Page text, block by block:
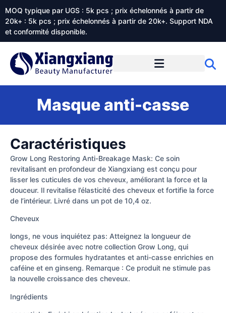
MOQ typique par UGS : 5k pcs ; prix échelonnés à partir de
20k+ : 5k pcs ; prix échelonnés à partir de 20k+. Support NDA
et conformité disponible.
Masque anti-casse
Caractéristiques
Grow Long Restoring Anti-Breakage Mask: Ce soin
revitalisant en profondeur de Xiangxiang est conçu pour
lisser les cuticules de vos cheveux, améliorant la force et la
douceur. Il revitalise l’élasticité des cheveux et fortifie la force
de l’intérieur. Livré dans un pot de 10,4 oz.
Cheveux
longs, ne vous inquiétez pas: Atteignez la longueur de
cheveux désirée avec notre collection Grow Long, qui
propose des formules hydratantes et anti-casse enrichies en
caféine et en ginseng. Remarque : Ce produit ne stimule pas
la nouvelle croissance des cheveux.
Ingrédients